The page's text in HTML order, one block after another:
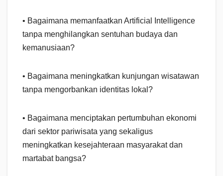
• Bagaimana memanfaatkan Artificial Intelligence
tanpa menghilangkan sentuhan budaya dan
kemanusiaan?
• Bagaimana meningkatkan kunjungan wisatawan
tanpa mengorbankan identitas lokal?
• Bagaimana menciptakan pertumbuhan ekonomi
dari sektor pariwisata yang sekaligus
meningkatkan kesejahteraan masyarakat dan
martabat bangsa?